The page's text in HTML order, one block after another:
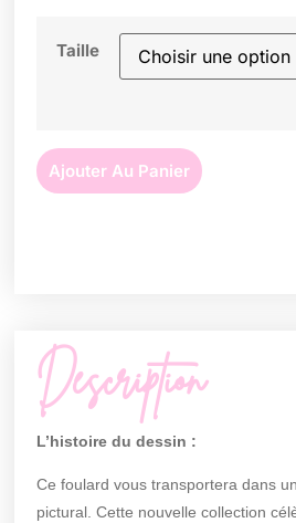
Taille
Ajouter Au Panier
Description
L’histoire du dessin :
Ce foulard vous transportera dans
pictural. Cette nouvelle collection